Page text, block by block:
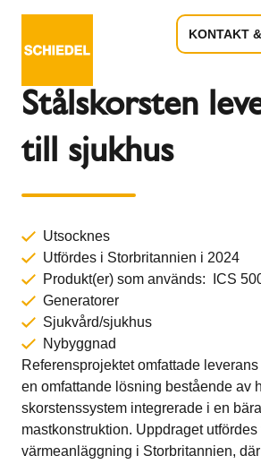
KONTAKT
Stålskorsten
till sjukhus
Utsocknes
Utfördes i Storbritannien i 2024
Produkt(er) som används: ICS
Generatorer
Sjukvård/sjukhus
Nybyggnad
Referensprojektet omfattade
en omfattande lösning bestående av
skorstenssystem integrerade i en
mastkonstruktion. Uppdraget
värmeanläggning i Storbritannien,